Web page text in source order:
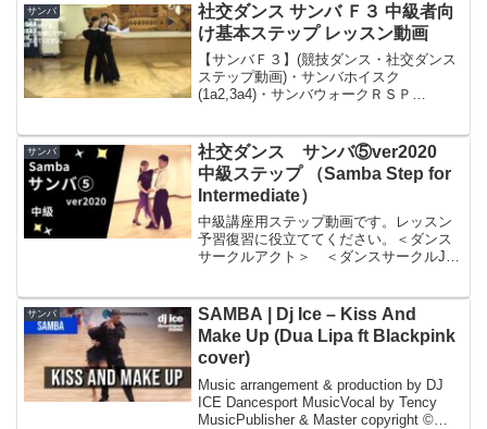
サンバ
社交ダンス サンバ Ｆ３ 中級者向
け基本ステップ レッスン動画
【サンバＦ３】(競技ダンス・社交ダンス
ステップ動画)・サンバホイスク
(1a2,3a4)・サンバウォークＲＳＰ
グボルタ(1a2a3a4)・ロー...
サンバ
社交ダンス サンバ⑤ver2020
中級ステップ （Samba Step for
Intermediate）
中級講座用ステップ動画です。レッスン
予習復習に役立ててください。＜ダンス
サークルアクト＞ ＜ダンスサークルJ＞
Step)ス...
サンバ
SAMBA | Dj Ice – Kiss And
Make Up (Dua Lipa ft Blackpink
cover)
Music arrangement & production by DJ
ICE Dancesport MusicVocal by Tency
MusicPublisher & Master copyright ©